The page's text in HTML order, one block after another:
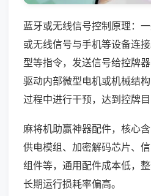
蓝牙或无线信号控制原理：
或无线信号与手机等设备连
型等指令，发送信号给控牌
驱动内部微型电机或机械结
过程中进行干预，达到控牌目
麻将机助赢神器配件，核心
供电模组、加密解码芯片、
组件等，通用配件成本低，整
长期运行损耗率偏高。